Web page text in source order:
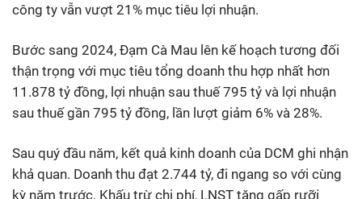
công ty vẫn vượt 21% mục tiêu lợi nhuận.
Bước sang 2024, Đạm Cà Mau lên kế hoạch tương đối
thận trọng với mục tiêu tổng doanh thu hợp nhất hơn
11.878 tỷ đồng, lợi nhuận sau thuế 795 tỷ và lợi nhuận
sau thuế gần 795 tỷ đồng, lần lượt giảm 6% và 28%.
Sau quý đầu năm, kết quả kinh doanh của DCM ghi nhận
khả quan. Doanh thu đạt 2.744 tỷ, đi ngang so với cùng
kỳ năm trước. Khấu trừ chi phí, LNST tăng gấp rưỡi